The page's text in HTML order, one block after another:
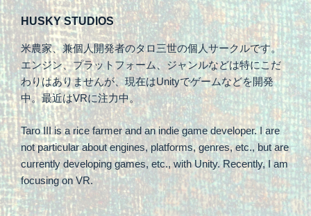
HUSKY STUDIOS
米農家、兼個人開発者のタロ三世の個人サークルです。
エンジン、プラットフォーム、ジャンルなどは特にこだ
わりはありませんが、現在はUnityでゲームなどを開発
中。最近はVRに注力中。
Taro III is a rice farmer and an indie game developer. I are
not particular about engines, platforms, genres, etc., but are
currently developing games, etc., with Unity. Recently, I am
focusing on VR.